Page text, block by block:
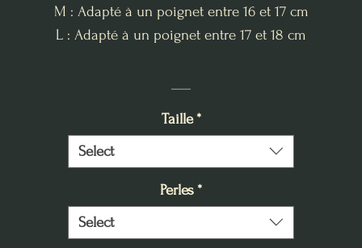
M : Adapté à un poignet entre 16 et 17 cm
L : Adapté à un poignet entre 17 et 18 cm
Taille *
Select
Perles*
Select